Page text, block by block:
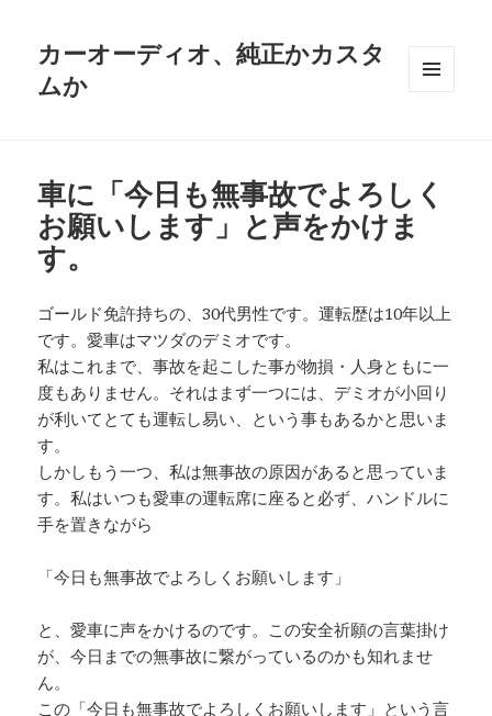
カーオーディオ、純正かカスタ
ムか
車に「今日も無事故でよろしく
お願いします」と声をかけま
す。
ゴールド免許持ちの、30代男性です。運転歴は10年以上
です。愛車はマツダのデミオです。
私はこれまで、事故を起こした事が物損・人身ともに一
度もありません。それはまず一つには、デミオが小回り
が利いてとても運転し易い、という事もあるかと思いま
す。
しかしもう一つ、私は無事故の原因があると思っていま
す。私はいつも愛車の運転席に座ると必ず、ハンドルに
手を置きながら
「今日も無事故でよろしくお願いします」
と、愛車に声をかけるのです。この安全祈願の言葉掛け
が、今日までの無事故に繋がっているのかも知れませ
ん。
この「今日も無事故でよろしくお願いします」という言